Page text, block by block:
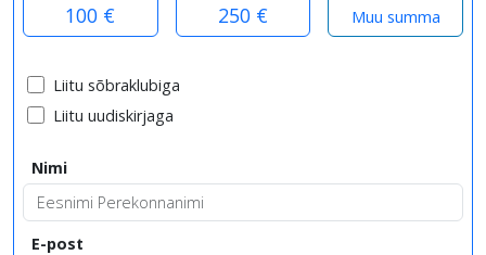
100 € 250 €
Liitu sõbraklubiga
Liitu uudiskirjaga
Nimi
E-post